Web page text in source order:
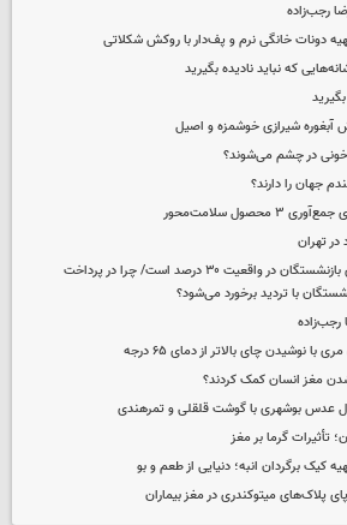
دونات خانگی نرم و پف‌دار با روکش شکلاتی
که نباید نادیده بگیرید
شیرازی خوشمزه و اصیل
در چشم می‌شوند؟
جهان را دارند؟
سلامت‌محور
تهران
افزایش ۶۰ درصدی مستمری‌ بازنشستگان در واقعیت ۳۰ درصد است/ چرا در پرداخت
با تردید برخورد می‌شود؟
رجب‌زاده
نوشیدن چای بالاتر از دمای ۶۵ درجه
مغز انسان کمک کردند؟
عدس بوشهری با گوشت قلقلی و تمرهندی
تأثیرات گرما بر مغز
کیک برگردان انبه؛ دنیایی از طعم و بو
پلاک‌های میتوکندری در مغز بیماران